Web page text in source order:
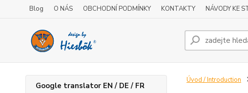
Blog O NÁS OBCHODNÍ PODMÍNKY KONTAKTY NÁVODY KE
Google translator EN / DE / FR
Úvod / Introduction